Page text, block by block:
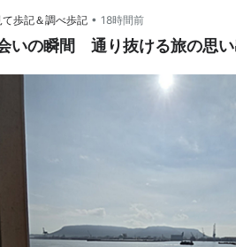
上げる過程では、日本全国・世界
々が集い、次代を担う若者や子ど
することで、瀬戸内の未来を拓く
が世界の叡智が集う場所となり、島
の機会を生み出していくでしょう
artfest.jp/about/concept/
歩記＆調べ歩記 • 18時間前
いの瞬間 通り抜ける旅の思い